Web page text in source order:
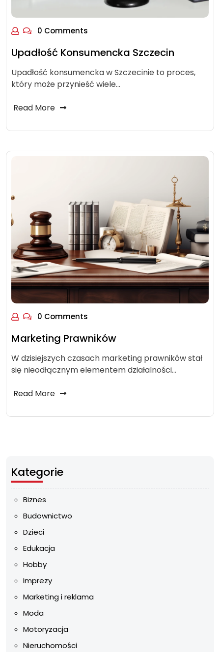
0 Comments
Upadłość Konsumencka Szczecin
Upadłość konsumencka w Szczecinie to proces,
który może przynieść wiele…
Read More
0 Comments
Marketing Prawników
W dzisiejszych czasach marketing prawników stał
się nieodłącznym elementem działalności…
Read More
Kategorie
Biznes
Budownictwo
Dzieci
Edukacja
Hobby
Imprezy
Marketing i reklama
Moda
Motoryzacja
Nieruchomości